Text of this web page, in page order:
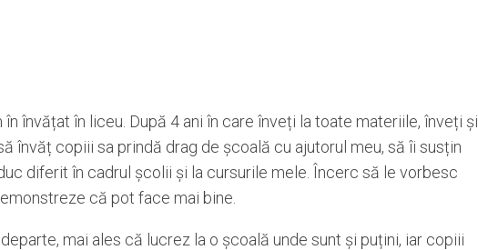
învățat în liceu. După 4 ani în care înveți la toate materiile, înveți și
învăț copiii sa prindă drag de școală cu ajutorul meu, să îi susțin
diferit în cadrul școlii și la cursurile mele. Încerc să le vorbesc
că pot face mai bine.
mai ales că lucrez la o școală unde sunt și puțini, iar copiii